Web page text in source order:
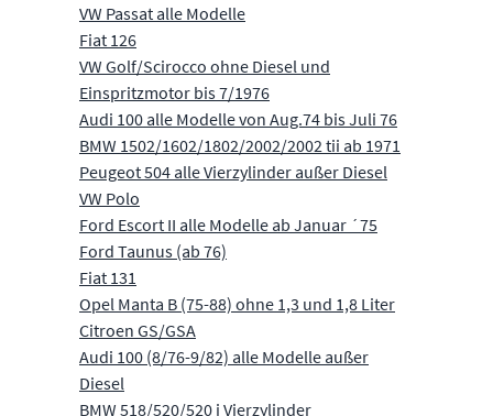
VW Passat alle Modelle
Fiat 126
VW Golf/Scirocco ohne Diesel und
Einspritzmotor bis 7/1976
Audi 100 alle Modelle von Aug.74 bis Juli 76
BMW 1502/1602/1802/2002/2002 tii ab 1971
Peugeot 504 alle Vierzylinder außer Diesel
VW Polo
Ford Escort II alle Modelle ab Januar ´75
Ford Taunus (ab 76)
Fiat 131
Opel Manta B (75-88) ohne 1,3 und 1,8 Liter
Citroen GS/GSA
Audi 100 (8/76-9/82) alle Modelle außer
Diesel
BMW 518/520/520 i Vierzylinder